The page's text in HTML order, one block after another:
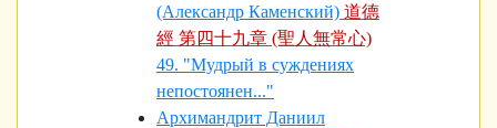
(Александр Каменский) 道德
經 第四十九章 (聖人無常心)
49. "Мудрый в суждениях
непостоянен..."
Архимандрит Даниил